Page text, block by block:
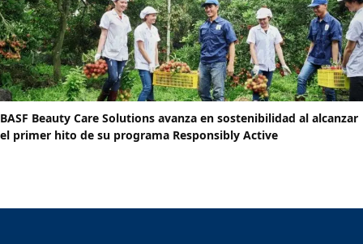
BASF Beauty Care Solutions avanza en sostenibilidad al alcanzar
el primer hito de su programa Responsibly Active